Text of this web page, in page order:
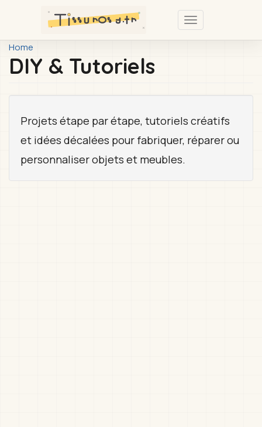
principal
Toggle
You
are
Home
DIY & Tutoriels
Projets étape par étape, tutoriels créatifs
et idées décalées pour fabriquer, réparer ou
personnaliser objets et meubles.